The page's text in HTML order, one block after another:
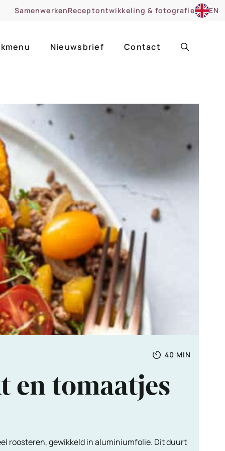
SamenwerkenReceptontwikkeling & fotografie EN
Nieuwsbrief Contact
Totale
40 MINUTEN
MIN
en tomaatjes
roosteren, gewikkeld in aluminiumfolie. Dit duurt